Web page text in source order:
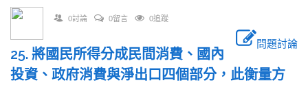
0討論 0留言 0追蹤
問題討論
25. 將國民所得分成民間消費、國內
投資、政府消費與淨出口四個部分，此衡量方